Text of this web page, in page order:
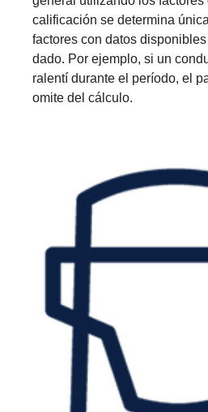
calificación se determina
factores con datos
dado. Por ejemplo, si un
ralentí durante el período, el
omite del cálculo.